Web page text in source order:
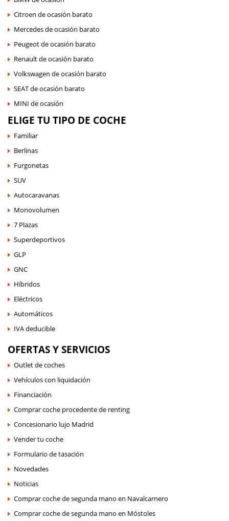
Citroen de ocasión barato
Mercedes de ocasión barato
Peugeot de ocasión barato
Renault de ocasión barato
Volkswagen de ocasión barato
SEAT de ocasión barato
MINI de ocasión
ELIGE TU TIPO DE COCHE
Familiar
Berlinas
Furgonetas
SUV
Autocaravanas
Monovolumen
7 Plazas
Superdeportivos
GLP
GNC
Híbridos
Eléctricos
Automáticos
IVA deducible
OFERTAS Y SERVICIOS
Outlet de coches
Vehículos con liquidación
Financiación
Comprar coche procedente de renting
Concesionario lujo Madrid
Vender tu coche
Formulario de tasación
Novedades
Noticias
Comprar coche de segunda mano en Navalcarnero
Comprar coche de segunda mano en Móstoles